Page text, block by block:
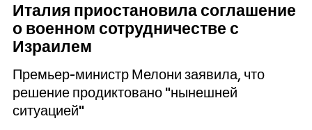
Италия приостановила соглашение
о военном сотрудничестве с
Израилем
Премьер-министр Мелони заявила, что
решение продиктовано "нынешней
ситуацией"